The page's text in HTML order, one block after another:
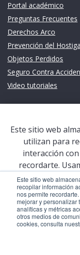
Este sitio web
recopilar información
nos permite
mejorar y personalizar
analíticas y métricas
otros medios de
cookies, consulta
Portal académico
Preguntas Frecuentes
Derechos Arco
Prevención del
Objetos Perdidos
Seguro Contra
Video tutoriales
Sistema de Gestión
Defensoría
Terceros vinculados
San Pablo Mail
Aula Virtual Pregrado
Aula Virtual Postgrado
COPYRIGHT ©
Este sitio web
utilizan para
interacción
recordarte.
mejorar y
para generar
visitantes en
comunicación.
consulta nuestra